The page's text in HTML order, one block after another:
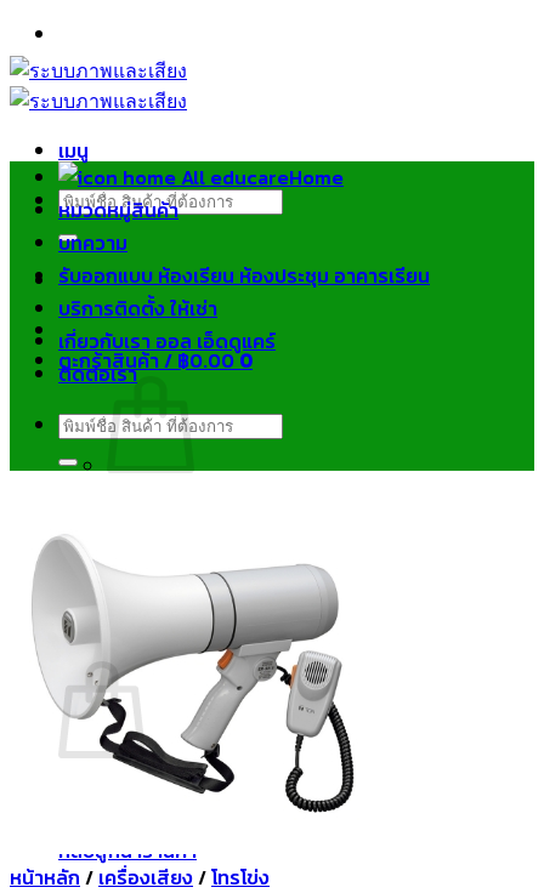
ข้าม
ไป
ยัง
เมนู
ค้นหา:
ตะกร้าสินค้า /฿0.000
กลับสู่หน้าร้านค้า
0
ตะกร้าสินค้า
ไม่มีสินค้าในตะกร้า
กลับสู่หน้าร้านค้า
Home
หมวดหมู่สินค้า
บทความ
รับออกแบบ ห้องเรียน ห้องประชุม อาคารเรียน
บริการติดตั้ง ให้เช่า
เกี่ยวกับเรา ออล เอ็ดดูแคร์
ติดต่อเรา
ค้นหา:
หน้าหลัก / เครื่องเสียง/โทรโข่ง